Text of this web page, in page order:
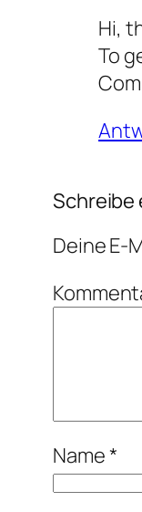
Hi,
To
Schreibe
Deine E-
Name*